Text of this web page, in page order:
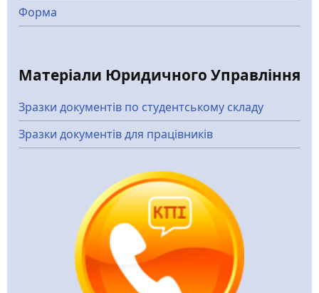
Форма
Матеріали Юридичного Управління
Зразки документів по студентському складу
Зразки документів для працівників